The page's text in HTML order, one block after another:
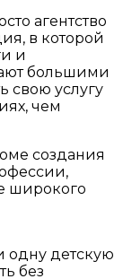
агентство
в которой
и
большими
свою услугу
чем
создания
широкого
одну детскую
без